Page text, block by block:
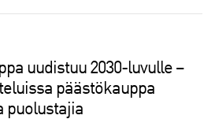
uudistuu 2030-luvulle –
päästökauppa
puolustajia